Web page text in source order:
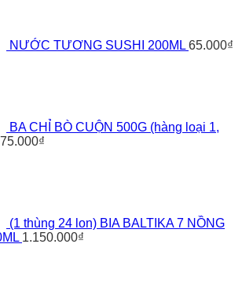
NƯỚC TƯƠNG SUSHI 200ML 65.000₫
BA CHỈ BÒ CUỘN 500G (hàng loại 1,
₫
(1 thùng 24 lon) BIA BALTIKA 7 NỒNG
1.150.000₫